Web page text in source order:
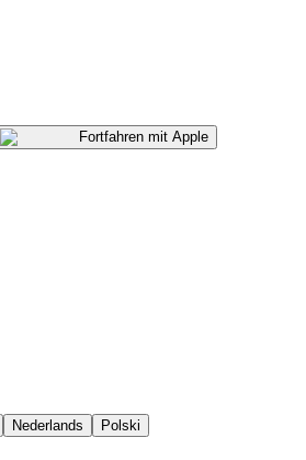
Fortfahren mit Apple
Nederlands
Polski